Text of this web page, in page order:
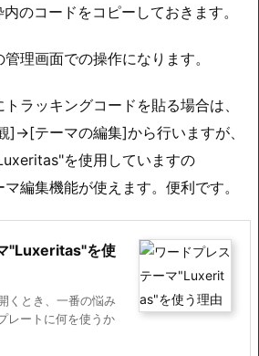
のコードをコピーしておきます。
理画面での操作になります。
ラッキングコードを貼る場合は、
]→[テーマの編集]から行いますが、
を使用していますの
編集機能が使えます。便利です。
"Luxeritas"を使
くとき、一番の悩み
レートに何を使うか